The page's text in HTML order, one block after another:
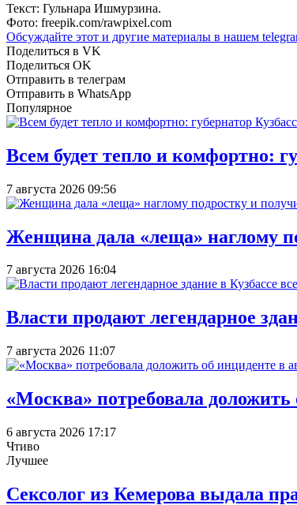
Текст: Гульнара Ишмурзина.
Фото: freepik.com/rawpixel.com
Обсуждайте этот и другие материалы в нашем
Поделиться в VK
Поделиться OK
Отправить в телеграм
Отправить в WhatsApp
Популярное
Всем будет тепло и комфортно:
7 августа 2026 09:56
Женщина дала «леща» наглому
7 августа 2026 16:04
Власти продают легендарное
7 августа 2026 11:07
«Москва» потребовала доложить
6 августа 2026 17:17
Чтиво
Лучшее
Сексолог из Кемерова выдала